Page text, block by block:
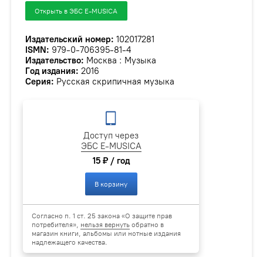
Открыть в ЭБС E-MUSICA
Издательский номер: 102017281
ISMN: 979-0-706395-81-4
Издательство: Москва : Музыка
Год издания: 2016
Серия: Русская скрипичная музыка
Доступ через
ЭБС E-MUSICA
15 ₽ / год
В корзину
Согласно п. 1 ст. 25 закона «О защите прав
потребителя», нельзя вернуть обратно в
магазин книги, альбомы или нотные издания
надлежащего качества.